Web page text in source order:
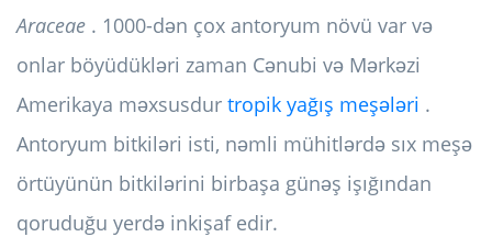
Araceae . 1000-dən çox antoryum növü var və
onlar böyüdükləri zaman Cənubi və Mərkəzi
Amerikaya məxsusdur tropik yağış meşələri .
Antoryum bitkiləri isti, nəmli mühitlərdə sıx meşə
örtüyünün bitkilərini birbaşa günəş işığından
qoruduğu yerdə inkişaf edir.